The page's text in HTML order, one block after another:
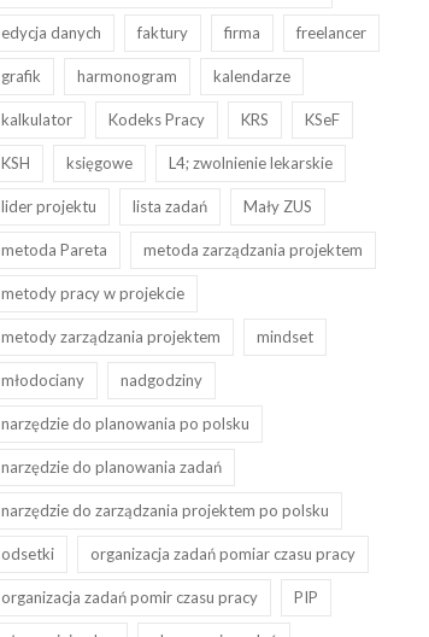
edycja danych faktury firma freelancer
grafik harmonogram kalendarze
kalkulator Kodeks Pracy KRS KSeF
KSH księgowe L4; zwolnienie lekarskie
lider projektu lista zadań Mały ZUS
metoda Pareta metoda zarządzania projektem
metody pracy w projekcie
metody zarządzania projektem mindset
młodociany nadgodziny
narzędzie do planowania po polsku
narzędzie do planowania zadań
narzędzie do zarządzania projektem po polsku
odsetki organizacja zadań pomiar czasu pracy
organizacja zadań pomir czasu pracy PIP